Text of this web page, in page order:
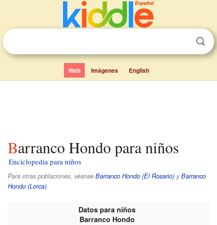
Web Imágenes English
Barranco Hondo para niños
Enciclopedia para niños
Para otras poblaciones, véanse Barranco Hondo (El Rosario) yBarranco
Hondo (Lorca).
Datos para niños
Barranco Hondo